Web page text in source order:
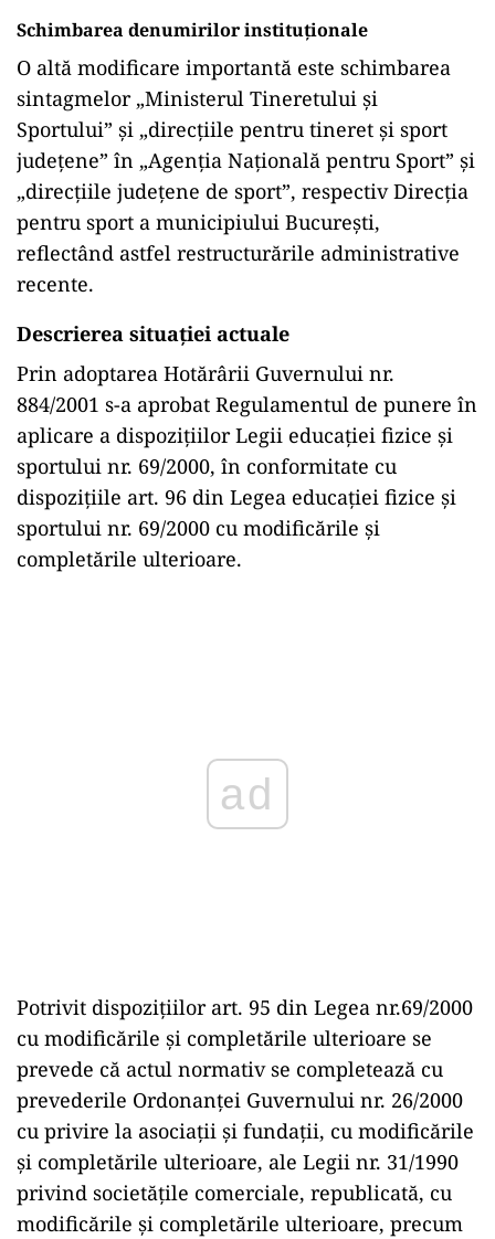
Schimbarea denumirilor instituționale
O altă modificare importantă este schimbarea
sintagmelor „Ministerul Tineretului și
Sportului” și „direcțiile pentru tineret și sport
județene” în „Agenția Națională pentru Sport” și
„direcțiile județene de sport”, respectiv Direcția
pentru sport a municipiului București,
reflectând astfel restructurările administrative
recente.
Descrierea situației actuale
Prin adoptarea Hotărârii Guvernului nr.
884/2001 s-a aprobat Regulamentul de punere în
aplicare a dispozițiilor Legii educației fizice și
sportului nr. 69/2000, în conformitate cu
dispozițiile art. 96 din Legea educației fizice și
sportului nr. 69/2000 cu modificările și
completările ulterioare.
ad
Potrivit dispozițiilor art. 95 din Legea nr.69/2000
cu modificările și completările ulterioare se
prevede că actul normativ se completează cu
prevederile Ordonanței Guvernului nr. 26/2000
cu privire la asociații și fundații, cu modificările
și completările ulterioare, ale Legii nr. 31/1990
privind societățile comerciale, republicată, cu
modificările și completările ulterioare, precum